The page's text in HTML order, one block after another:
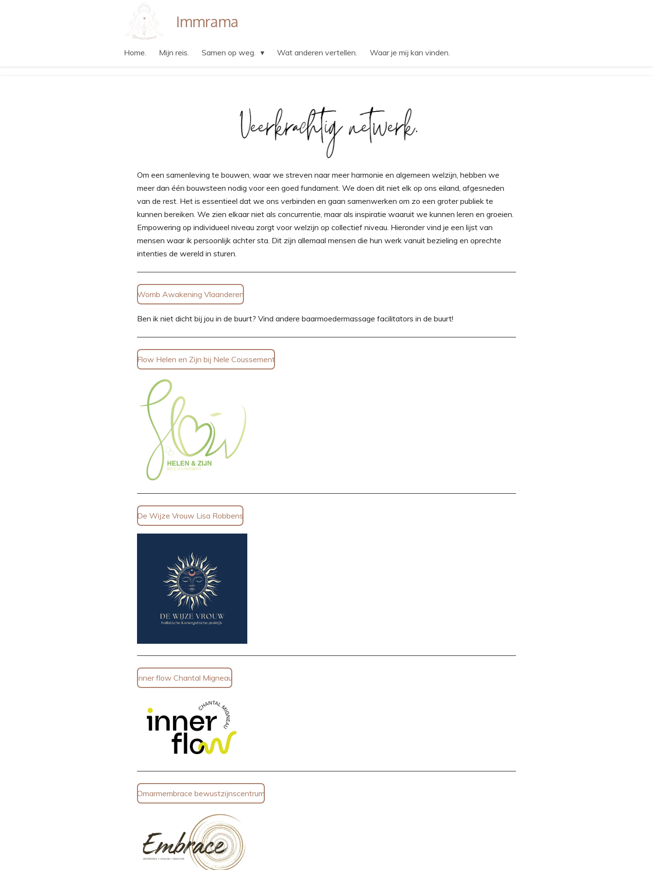
Immrama
Home. Mijn reis. Samen op weg. Wat anderen vertellen. Waar je mij kan vinden.
Om een samenleving te bouwen, waar we streven naar meer harmonie en algemeen welzijn, hebben we
meer dan één bouwsteen nodig voor een goed fundament. We doen dit niet elk op ons eiland, afgesneden
van de rest. Het is essentieel dat we ons verbinden en gaan samenwerken om zo een groter publiek te
kunnen bereiken. We zien elkaar niet als concurrentie, maar als inspiratie waaruit we kunnen leren en groeien.
Empowering op individueel niveau zorgt voor welzijn op collectief niveau. Hieronder vind je een lijst van
mensen waar ik persoonlijk achter sta. Dit zijn allemaal mensen die hun werk vanuit bezieling en oprechte
intenties de wereld in sturen.
Womb Awakening Vlaanderen
Ben ik niet dicht bij jou in de buurt? Vind andere baarmoedermassage facilitators in de buurt!
Flow Helen en Zijn bij Nele Coussement
De Wijze Vrouw Lisa Robbens
inner flow Chantal Migneau
Omarmembrace bewustzijnscentrum